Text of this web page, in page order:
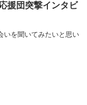
援団突撃インタビ
いを聞いてみたいと思い